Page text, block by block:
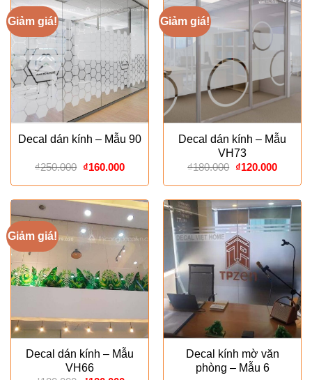
Giảm giá!
Decal dán kính – Mẫu 90
₫250.000 Giá
là:
₫250.000.
₫160.000Giá
tại
là:
₫160.000.
Giảm giá!
Decal dán kính – Mẫu
VH73
₫180.000 Giá
là:
₫180.000.
₫120.000Giá
tại
là:
Giảm giá!
Decal dán kính – Mẫu
VH66
Decal kính mờ văn
phòng – Mẫu 6